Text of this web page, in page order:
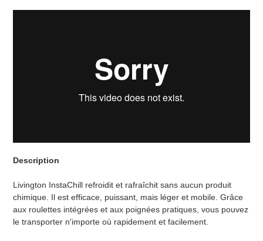
Description
Livington InstaChill refroidit et rafraîchit sans aucun produit
chimique. Il est efficace, puissant, mais léger et mobile. Grâce
aux roulettes intégrées et aux poignées pratiques, vous pouvez
le transporter n'importe où rapidement et facilement.